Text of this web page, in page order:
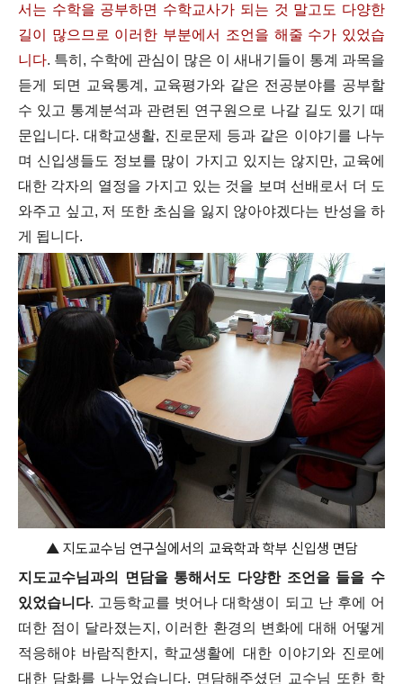
서는 수학을 공부하면 수학교사가 되는 것 말고도 다양한
길이 많으므로 이러한 부분에서 조언을 해줄 수가 있었습
니다. 특히, 수학에 관심이 많은 이 새내기들이 통계 과목을
듣게 되면 교육통계, 교육평가와 같은 전공분야를 공부할
수 있고 통계분석과 관련된 연구원으로 나갈 길도 있기 때
문입니다. 대학교생활, 진로문제 등과 같은 이야기를 나누
며 신입생들도 정보를 많이 가지고 있지는 않지만, 교육에
대한 각자의 열정을 가지고 있는 것을 보며 선배로서 더 도
와주고 싶고, 저 또한 초심을 잃지 않아야겠다는 반성을 하
게 됩니다.
▲ 지도교수님 연구실에서의 교육학과 학부 신입생 면담
지도교수님과의 면담을 통해서도 다양한 조언을 들을 수
있었습니다. 고등학교를 벗어나 대학생이 되고 난 후에 어
떠한 점이 달라졌는지, 이러한 환경의 변화에 대해 어떻게
적응해야 바람직한지, 학교생활에 대한 이야기와 진로에
대한 담화를 나누었습니다. 면담해주셨던 교수님 또한 학